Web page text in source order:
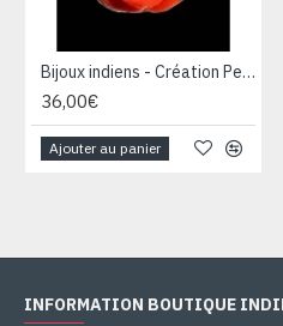
Bijoux indiens - Création Pendentif Résine Orange
36,00€
Ajouter au panier
INFORMATION BOUTIQUE